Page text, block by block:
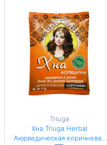
Triuga
Хна Triuga Herbal
Аюрведическая коричневая